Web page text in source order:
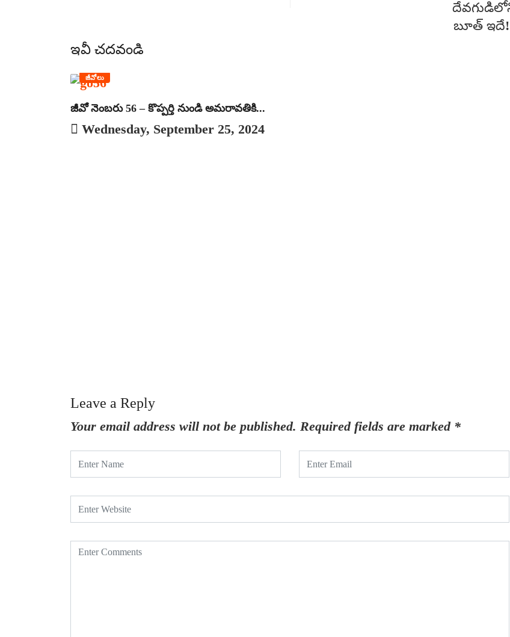
ఇవీ చదవండి
జీవోలు
జీవో నెంబరు 56 – కొప్పర్తి నుండి అమరావతికి...
Wednesday, September 25, 2024
Leave a Reply
Your email address will not be published. Required fields are marked *